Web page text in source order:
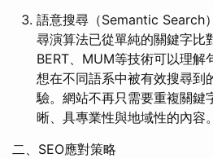
語意搜尋（Semantic Search
尋演算法已從單純的關鍵字比
BERT、MUM等技術可以理解
想在不同語系中被有效搜尋到
驗。網站不再只需要重複關鍵
晰、具專業性與地域性的內容。
二、SEO應對策略